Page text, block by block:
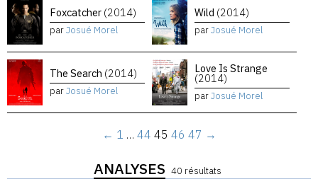
Foxcatcher (2014)
parJosué Morel
Wild (2014)
parJosué Morel
The Search (2014)
parJosué Morel
Love Is Strange
(2014)
parJosué Morel
← 1 … 44 45 46 47 →
ANALYSES 40 résultats